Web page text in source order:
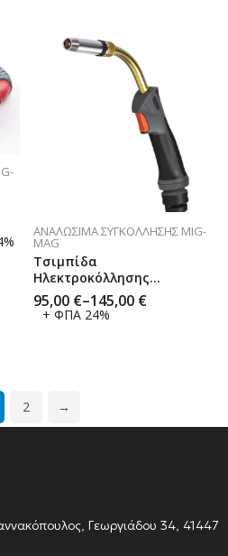
ΑΝΑΛΏΣΙΜΑ ΣΥΓΚΌΛΛΗΣΗΣ MIG-
MAG
Τσιμπίδα
Ηλεκτροκόλλησης
Σύρματος Mig 36 Maxx
95,00 €–145,00 €
+ ΦΠΑ 24%
2 →
Γεωργιάδου 34, 41447